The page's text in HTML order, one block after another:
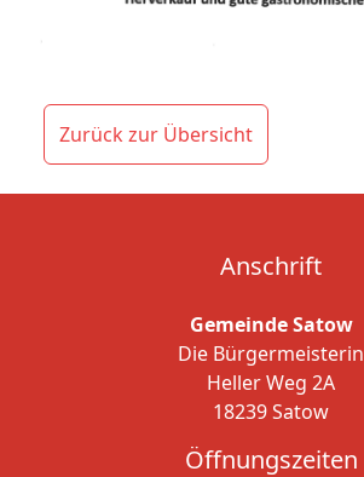
Zurück zur Übersicht
Anschrift
Gemeinde Satow
Die Bürgermeisterin
Heller Weg 2A
18239 Satow
Öffnungszeiten